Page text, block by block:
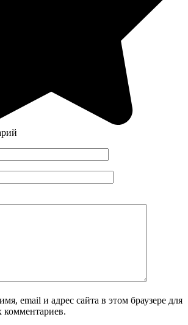
email и адрес сайта в этом браузере для